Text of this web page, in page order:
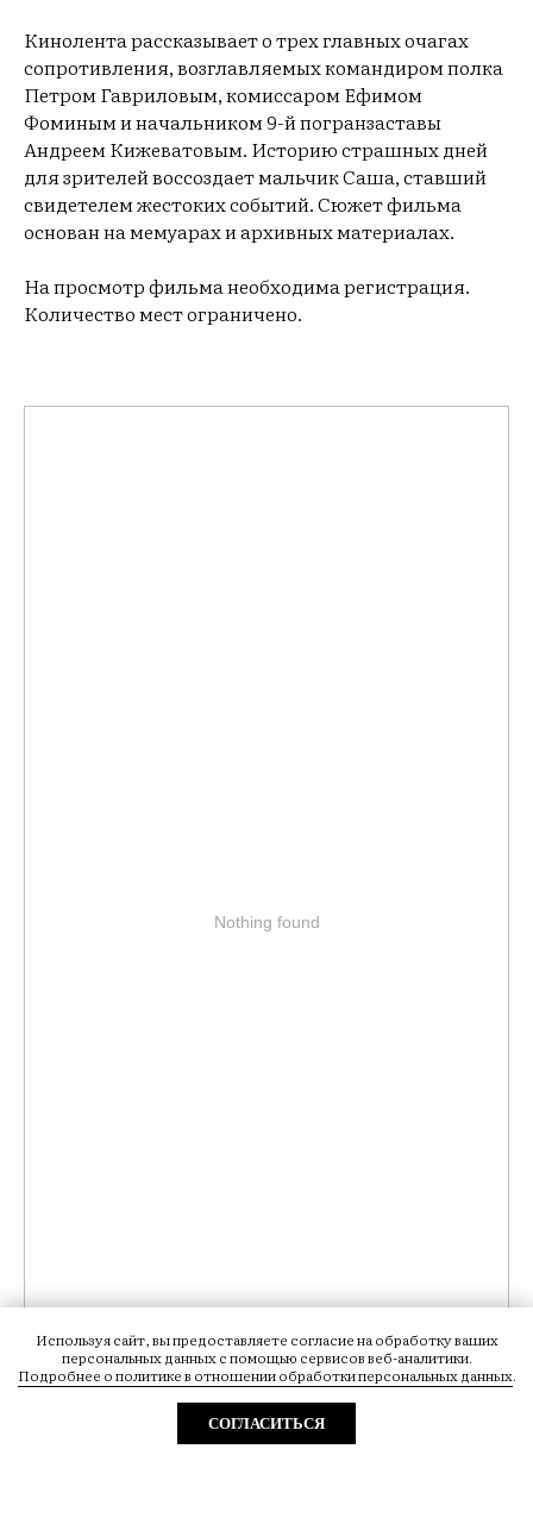
Кинолента рассказывает о трех главных очагах
сопротивления, возглавляемых командиром полка
Петром Гавриловым, комиссаром Ефимом
Фоминым и начальником 9-й погранзаставы
Андреем Кижеватовым. Историю страшных дней
для зрителей воссоздает мальчик Саша, ставший
свидетелем жестоких событий. Сюжет фильма
основан на мемуарах и архивных материалах.
На просмотр фильма необходима регистрация.
Количество мест ограничено.
Nothing found
Используя сайт, вы предоставляете согласие на обработку ваших
персональных данных с помощью сервисов веб-аналитики.
Подробнее о политике в отношении обработки персональных данных.
СОГЛАСИТЬСЯ